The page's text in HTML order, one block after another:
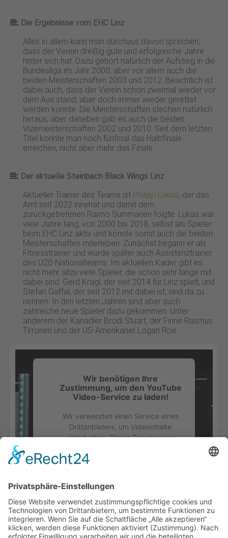
Die Ergebnisse vom EHC Linz
Alles in allem kann man durchaus davon sprechen,
dass der Verein dreißig gute und erfolgreiche Jahre
hinter sich hat. Dazu gehört natürlich der Aufstieg in die
Bundesliga im Jahr 2000, aber vor allem auch die
beiden Meisterschaften 2003 und 2012. Beachtlich ist
dabei auch, dass der Verein schon zweimal wieder vor
dem Aus stand, aber doch immer wieder gerettet
werden konnte. Die Meisterschaften stechen natürlich
heraus, aber daneben gab es auch die beiden
Vizemeisterschaften 2002 und 2010. Seit dem letzten
Titel konnte man noch fünfmal das Halbfinale
erreichen, nicht aber mehr das Finale.
Der aktuelle Steinbach Black Wings Linz
Aktueller Trainer des Teams ist Philipp Lukas, der das
Amt seit 2022 innehat und damit dem
zurückgetretenen Raimo Summanen folgte. Lukas war
viele Jahre lang, von 2000 bis 2018, selbst als Spieler
beim EHC Linz aktiv und konnte somit auch die beiden
Meisterschaften miterleben. Zunächst begann er als
Fitnesstrainer und wurde später auch Assistenztrainer
des U20-Nationalteams. Im aktuellen Kader gibt es
nicht mehr allzu viele Spieler, die schon sehr lange mit
dabei sind. Gerd Kragl, der seit 2014 für Linz spielt, und
Stefan Gaffal, der seit 2012 mit dabei ist, sind da zu
nennen. In den letzten Jahren sind aber auch
zahlreiche neue Spieler dazu gekommen. Unter
anderem der Kanadier Brodi Stuart, der Finne Rasmus
Tirronen und der US-Amerikaner Logan Roe.
Wir benötigen Ihre
Zustimmung, um den YouTube
Video-Service zu laden!
Wir verwenden einen Service eines
Drittanbieters, um Videoinhalte
einzubetten. Dieser Service kann
Bitte lesen Sie die Details durch und
Mehr Informationen
Akzeptieren
Obwohl es 2020 zum Wegfall der Sponsoren kam,
konnte man sich auf einen Nachfolgevertrag mit der